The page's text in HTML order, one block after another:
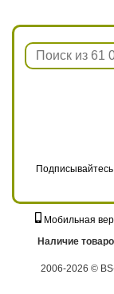
Мобильная
Наличие
2006-2026 ©